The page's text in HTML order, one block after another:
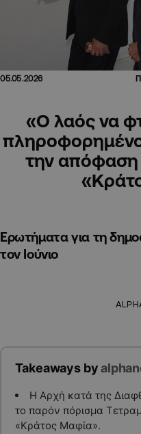
05.05.2026
«Ο λαός να
την απόφαση
Ερωτήματα για τη
τον Ιούνιο
Takeaways by
Η Αρχή κατά της
το παρόν πόρισμα
«Κράτος Μαφία».